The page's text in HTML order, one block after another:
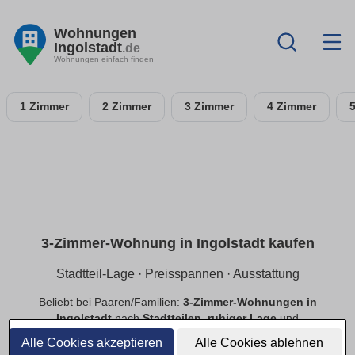
Alle Cookies akzeptieren Alle Cookies ablehnen
Wohnungen
Ingolstadt.de
Wohnungen einfach finden
1 Zimmer 2 Zimmer 3 Zimmer 4 Zimmer
3-Zimmer-Wohnung in Ingolstadt kaufen
Stadtteil-Lage · Preisspannen · Ausstattung
Beliebt bei Paaren/Familien: 3-Zimmer-Wohnungen in
IngolstadtnachStadtteilen,ruhiger Lageund
Balkon
provisionsfrei.